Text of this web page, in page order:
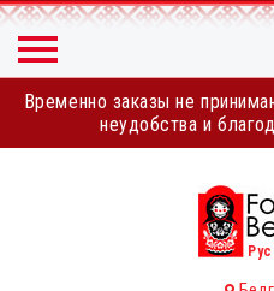
Временно заказы не
неудобства и